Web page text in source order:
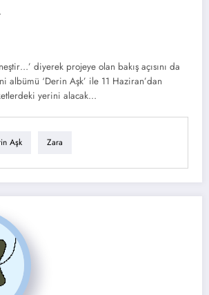
diyerek projeye olan bakış açısını da
albümü ‘Derin Aşk’ ile 11 Haziran’dan
yerini alacak…
Aşk Zara